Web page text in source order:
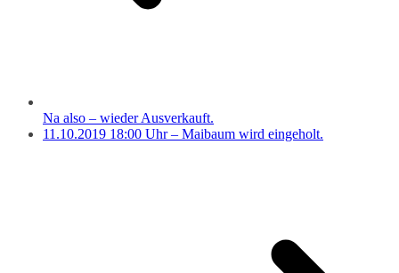
Na also – wieder Ausverkauft.
11.10.2019 18:00 Uhr – Maibaum wird eingeholt.